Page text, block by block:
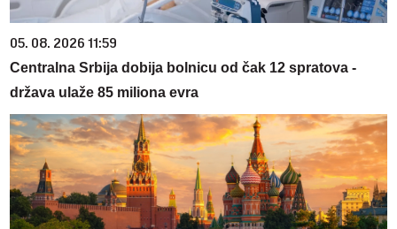
05. 08. 2026 11:59
Centralna Srbija dobija bolnicu od čak 12 spratova -
država ulaže 85 miliona evra